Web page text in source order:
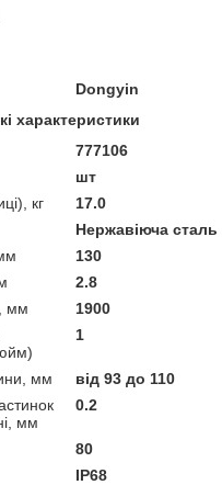
Dongyin
характеристики
777106
шт
кг
17.0
Нержавіюча сталь
130
2.8
мм
1900
1
мм
від 93 до 110
мм
0.2
80
IP68